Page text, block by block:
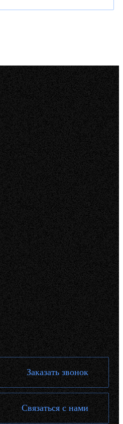
Заказать звонок
Связаться с нами